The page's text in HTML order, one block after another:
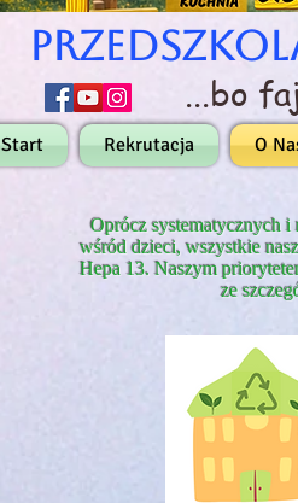
...bo
Start Rekrutacja O
Oprócz systematycznych
wśród dzieci, wszystkie
Hepa 13. Naszym
ze